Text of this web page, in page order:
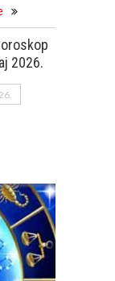
2026.